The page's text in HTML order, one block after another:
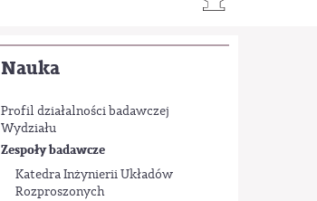
Nauka
Profil działalności badawczej
Wydziału
Zespoły badawcze
Katedra Inżynierii Układów
Rozproszonych